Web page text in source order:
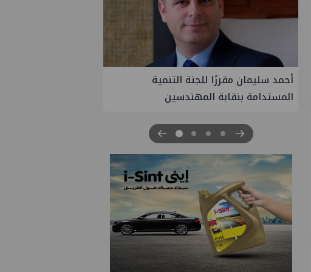
PMS تنهي أعمال إنزال الخطوط البحرية
الثلاث بمشروع المرحلة الرابعة لتنمية حقل
سيناء للبترول